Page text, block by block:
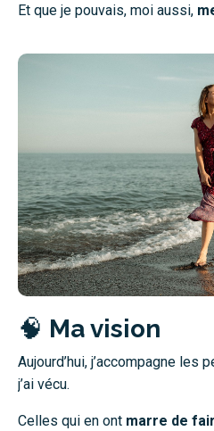
Et que je pouvais, moi aussi,
🧠 Ma vision
Aujourd’hui, j’accompagne les
j’ai vécu.
Celles qui en ont marre de